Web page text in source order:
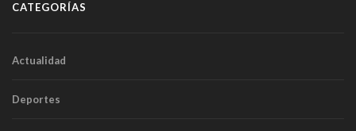
CATEGORÍAS
Actualidad
Deportes